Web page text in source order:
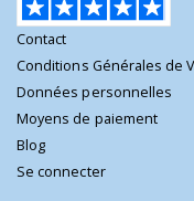
Contact
Conditions Générales de
Données personnelles
Moyens de paiement
Blog
Se connecter